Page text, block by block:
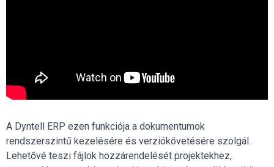
A Dyntell ERP ezen funkciója a dokumentumok
rendszerszintű kezelésére és verziókövetésére szolgál.
Lehetővé teszi fájlok hozzárendelését projektekhez,